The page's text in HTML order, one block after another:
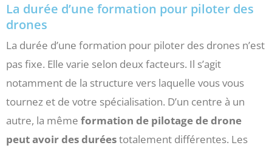
La durée d’une formation pour piloter des
drones
La durée d’une formation pour piloter des drones n’est
pas fixe. Elle varie selon deux facteurs. Il s’agit
notamment de la structure vers laquelle vous vous
tournez et de votre spécialisation. D’un centre à un
autre, la même formation de pilotage de drone
peut avoir des duréestotalement différentes. Les